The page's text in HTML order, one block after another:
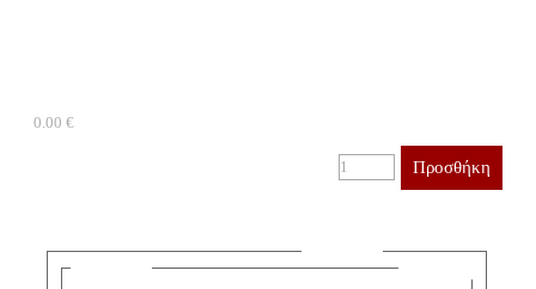
0.00 €
Προσθήκη